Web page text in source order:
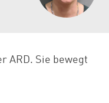
ARD. Sie bewegt